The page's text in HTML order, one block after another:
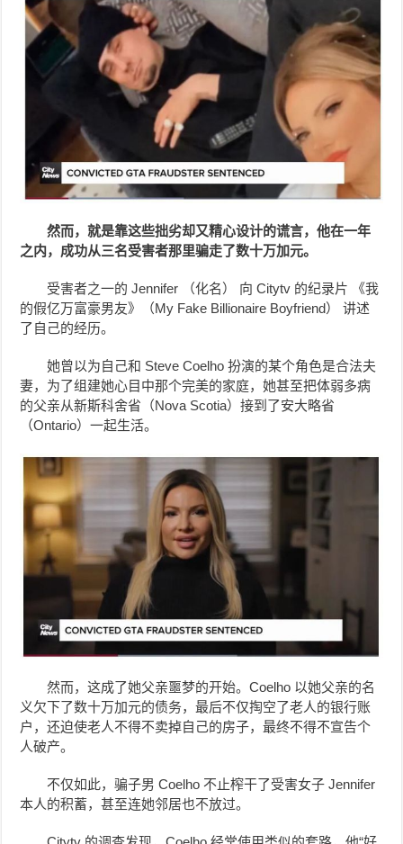
然而，就是靠这些拙劣却又精心设计的谎言，他在一年
之内，成功从三名受害者那里骗走了数十万加元。
受害者之一的 Jennifer （化名） 向 Citytv 的纪录片 《我
的假亿万富豪男友》（My Fake Billionaire Boyfriend） 讲述
了自己的经历。
她曾以为自己和 Steve Coelho 扮演的某个角色是合法夫
妻，为了组建她心目中那个完美的家庭，她甚至把体弱多病
的父亲从新斯科舍省（Nova Scotia）接到了安大略省
（Ontario）一起生活。
然而，这成了她父亲噩梦的开始。Coelho 以她父亲的名
义欠下了数十万加元的债务，最后不仅掏空了老人的银行账
户，还迫使老人不得不卖掉自己的房子，最终不得不宣告个
人破产。
不仅如此，骗子男 Coelho 不止榨干了受害女子 Jennifer
本人的积蓄，甚至连她邻居也不放过。